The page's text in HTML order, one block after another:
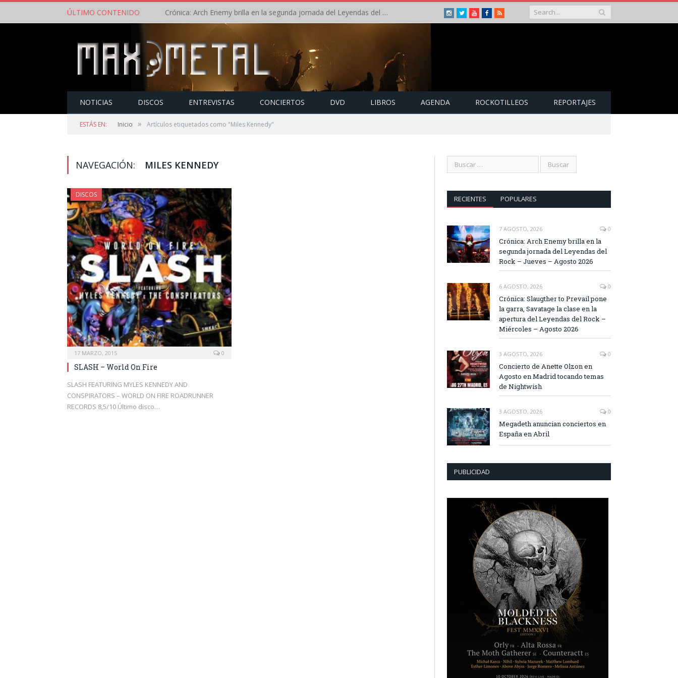
ÚLTIMO CONTENIDO Crónica: Arch Enemy brilla en la segunda jornada del Leyendas del Rock – Jueves – Agosto 2026 Instagram
TwitterYoutubeFacebook
RSS
NOTICIAS DISCOS ENTREVISTAS CONCIERTOS DVD LIBROS AGENDA ROCKOTILLEOS REPORTAJES
ESTÁS EN: Inicio » Artículos etiquetados como "Miles Kennedy"
NAVEGACIÓN: MILES KENNEDY
DISCOS
17 MARZO, 2015 0
SLASH – World On Fire
SLASH FEATURING MYLES KENNEDY AND
CONSPIRATORS – WORLD ON FIRE ROADRUNNER
RECORDS 8,5/10 Último disco…
RECIENTES POPULARES
7 AGOSTO, 2026 0
Crónica: Arch Enemy brilla en la
segunda jornada del Leyendas del
Rock – Jueves – Agosto 2026
6 AGOSTO, 2026 0
Crónica: Slaugther to Prevail pone
la garra, Savatage la clase en la
apertura del Leyendas del Rock –
Miércoles – Agosto 2026
3 AGOSTO, 2026 0
Concierto de Anette Olzon en
Agosto en Madrid tocando temas
de Nightwish
3 AGOSTO, 2026 0
Megadeth anuncian conciertos en
España en Abril
PUBLICIDAD